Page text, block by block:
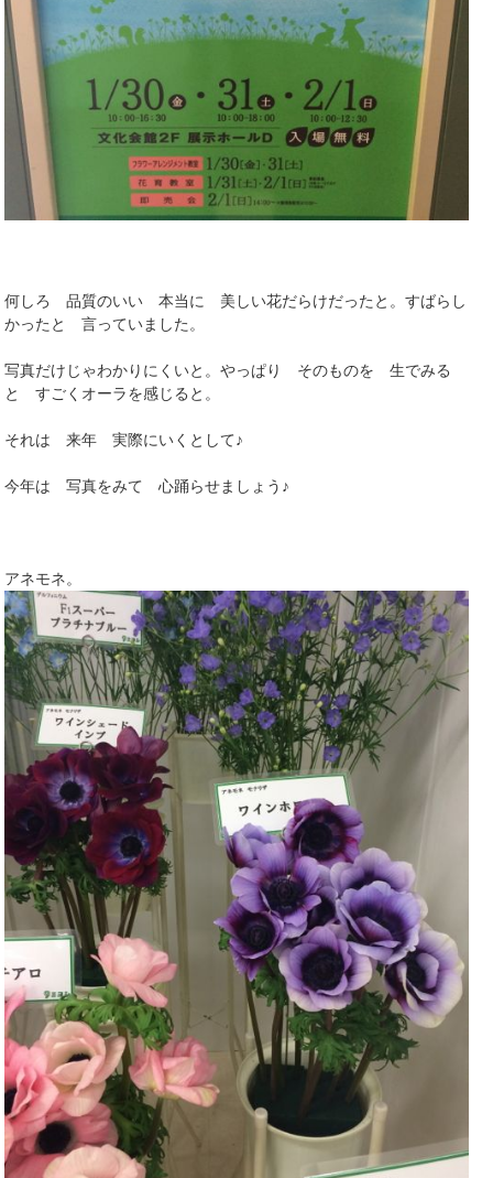
何しろ 品質のいい 本当に 美しい花だらけだったと。すばらし
かったと 言っていました。
写真だけじゃわかりにくいと。やっぱり そのものを 生でみる
と すごくオーラを感じると。
それは 来年 実際にいくとして♪
今年は 写真をみて 心踊らせましょう♪
アネモネ。